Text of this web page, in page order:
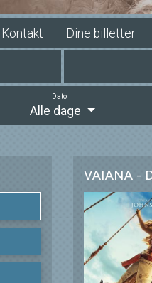
Kontakt Dine billetter
Dato
Alle dage
VAIANA -